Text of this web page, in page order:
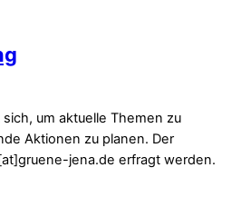
um aktuelle Themen zu
Aktionen zu planen. Der
jena.de erfragt werden.